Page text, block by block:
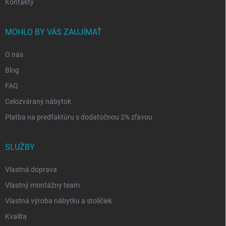
Kontakty
MOHLO BY VÁS ZAUJÍMAŤ
O nás
Blog
FAQ
Celozváraný nábytok
Platba na predfaktúru s dodatočnou 2% zľavou
SLUŽBY
Vlastná doprava
Vlastný montážny team
Vlastná výroba nábytku a stoličiek
Kvalita